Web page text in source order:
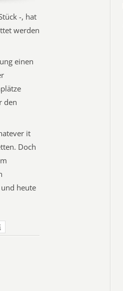
-, hat
werden
einen
den
it
Doch
heute